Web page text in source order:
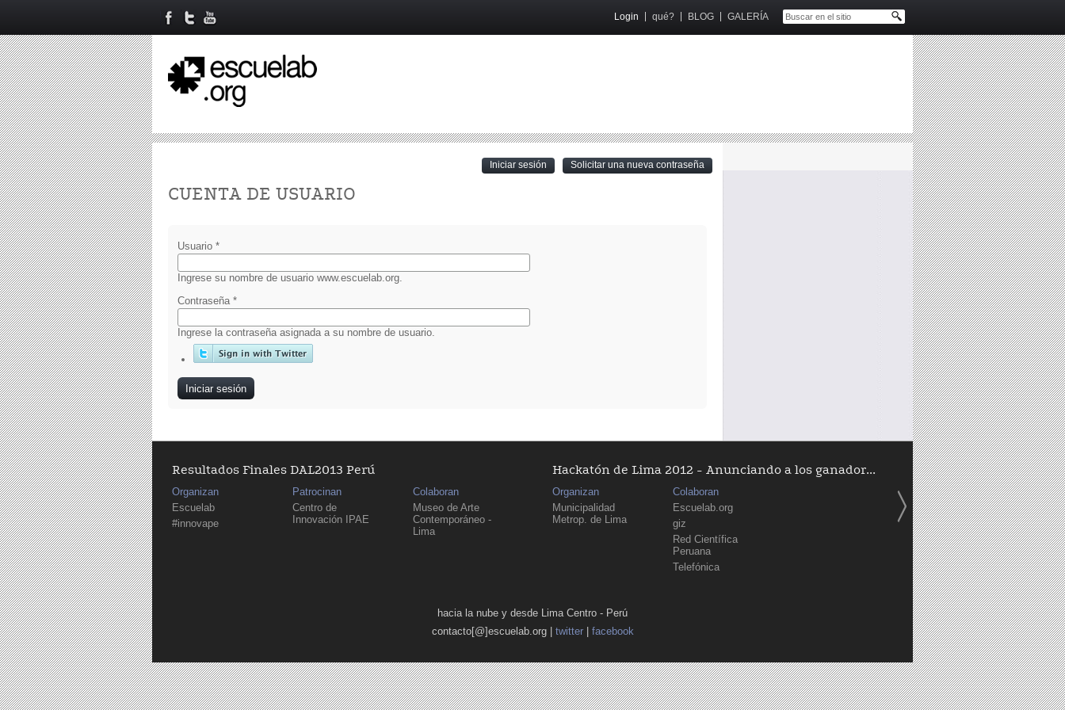
Login qué? BLOG GALERÍA
Iniciar sesión (active tab)
Solicitar una nueva contraseña
CUENTA DE USUARIO
Usuario *
Ingrese su nombre de usuario www.escuelab.org.
Contraseña *
Ingrese la contraseña asignada a su nombre de usuario.
Resultados Finales DAL2013 Perú
Organizan
Escuelab
#innovape
Patrocinan
Centro de
Innovación IPAE
Colaboran
Museo de Arte
Contemporáneo -
Lima
Hackatón de Lima 2012 - Anunciando a los ganador...
Organizan
Municipalidad
Metrop. de Lima
Colaboran
Escuelab.org
giz
Red Científica
Peruana
Telefónica
hacia la nube y desde Lima Centro - Perú
contacto[@]escuelab.org | twitter| facebook